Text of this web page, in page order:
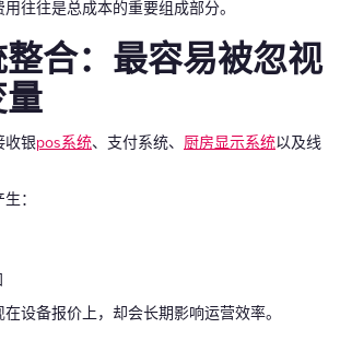
往往是总成本的重要组成部分。
合：最容易被忽视
收银pos系统、支付系统、 厨房显示系统以及线
：
设备报价上，却会长期影响运营效率。